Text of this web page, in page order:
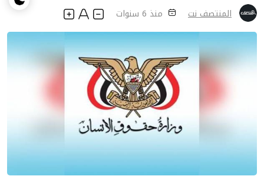
المنتصف نت منذ 6 سنوات